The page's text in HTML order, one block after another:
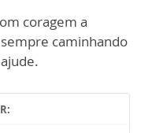
coragem a
caminhando